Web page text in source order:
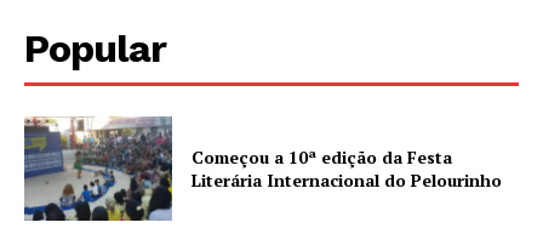
Popular
Começou a 10ª edição da Festa
Literária Internacional do Pelourinho